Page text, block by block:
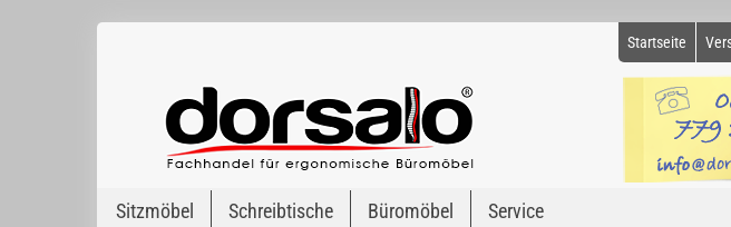
Startseite
Sitzmöbel Schreibtische Büromöbel Service